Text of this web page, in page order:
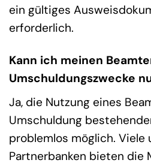
ein gültiges
erforderlich.
Kann ich meinen
Umschuldungszwecke
Ja, die Nutzung eines
Umschuldung
problemlos möglich. Viele
Partnerbanken bieten die